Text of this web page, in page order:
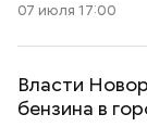
07 июля 17:00
Власти
бензина в